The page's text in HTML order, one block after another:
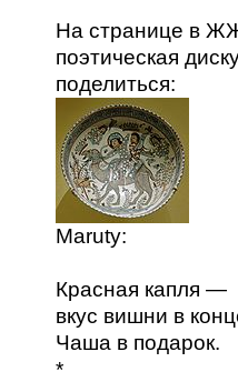
На странице в
поэтическая
поделиться:
Maruty:
Красная капля —
вкус вишни в
Чаша в подарок.
*